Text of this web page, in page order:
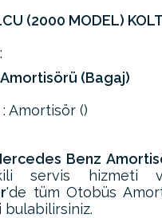
(2000 MODEL)
(Bagaj)
: Amortisör ()
Benz
servis hizmeti
'de tüm Otobüs
bulabilirsiniz.